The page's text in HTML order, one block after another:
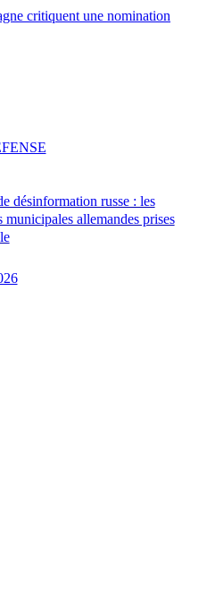
critiquent une nomination
désinformation russe : les
municipales allemandes prises